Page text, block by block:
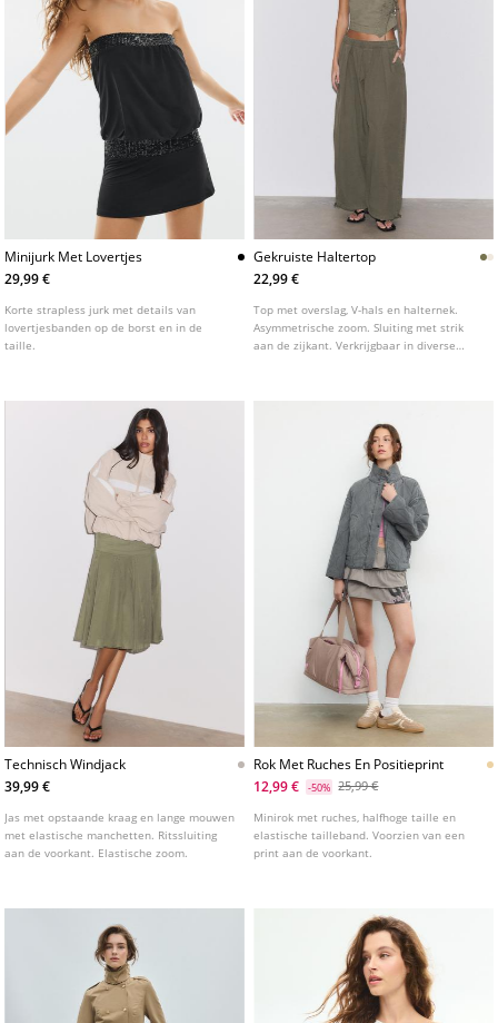
Minijurk Met Lovertjes
29,99 €
Korte strapless jurk met details van
lovertjesbanden op de borst en in de
taille.
Gekruiste Haltertop
22,99 €
Top met overslag, V-hals en halternek.
Asymmetrische zoom. Sluiting met strik
aan de zijkant. Verkrijgbaar in diverse
Technisch Windjack
39,99 €
Jas met opstaande kraag en lange mouwen
met elastische manchetten. Ritssluiting
aan de voorkant. Elastische zoom.
Rok Met Ruches En Positieprint
12,99 €
-50% 25,99 €
Minirok met ruches, halfhoge taille en
elastische tailleband. Voorzien van een
print aan de voorkant.